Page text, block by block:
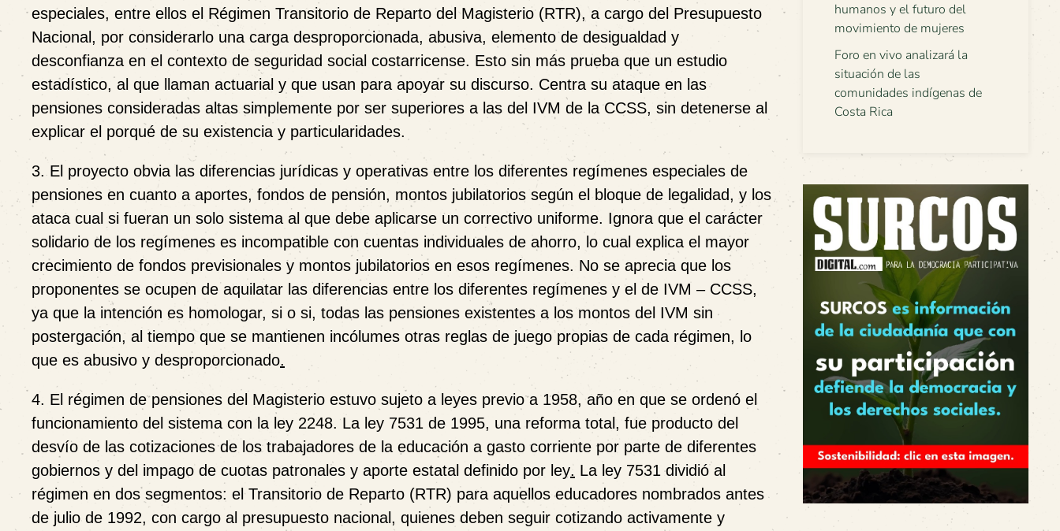
especiales, entre ellos el Régimen Transitorio de Reparto del Magisterio (RTR), a cargo del Presupuesto
Nacional, por considerarlo una carga desproporcionada, abusiva, elemento de desigualdad y
desconfianza en el contexto de seguridad social costarricense. Esto sin más prueba que un estudio
estadístico, al que llaman actuarial y que usan para apoyar su discurso. Centra su ataque en las
pensiones consideradas altas simplemente por ser superiores a las del IVM de la CCSS, sin detenerse al
explicar el porqué de su existencia y particularidades.
3. El proyecto obvia las diferencias jurídicas y operativas entre los diferentes regímenes especiales de
pensiones en cuanto a aportes, fondos de pensión, montos jubilatorios según el bloque de legalidad, y los
ataca cual si fueran un solo sistema al que debe aplicarse un correctivo uniforme. Ignora que el carácter
solidario de los regímenes es incompatible con cuentas individuales de ahorro, lo cual explica el mayor
crecimiento de fondos previsionales y montos jubilatorios en esos regímenes. No se aprecia que los
proponentes se ocupen de aquilatar las diferencias entre los diferentes regímenes y el de IVM – CCSS,
ya que la intención es homologar, si o si, todas las pensiones existentes a los montos del IVM sin
postergación, al tiempo que se mantienen incólumes otras reglas de juego propias de cada régimen, lo
que es abusivo y desproporcionado.
4. El régimen de pensiones del Magisterio estuvo sujeto a leyes previo a 1958, año en que se ordenó el
funcionamiento del sistema con la ley 2248. La ley 7531 de 1995, una reforma total, fue producto del
desvío de las cotizaciones de los trabajadores de la educación a gasto corriente por parte de diferentes
gobiernos y del impago de cuotas patronales y aporte estatal definido por ley. La ley 7531 dividió al
régimen en dos segmentos: el Transitorio de Reparto (RTR) para aquellos educadores nombrados antes
de julio de 1992, con cargo al presupuesto nacional, quienes deben seguir cotizando activamente y
humanos y el futuro del
movimiento de mujeres
Foro en vivo analizará la
situación de las
comunidades indígenas de
Costa Rica